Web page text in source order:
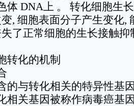
体 DNA上 。 转化细胞生
, 细胞表面分子产生变化,
了正常细胞的生长接触抑
转化的机制
的与转化相关的特异性基
相关基因被称作病毒癌基